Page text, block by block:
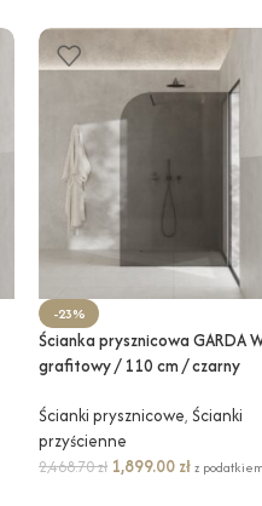
-23%
Ścianka prysznicowa GARDA
grafitowy / 110 cm / czarny
Ścianki prysznicowe, Ścianki
przyścienne
2,468.70zł 1,899.00 złz